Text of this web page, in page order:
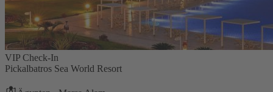
VIP Check-In
Pickalbatros Sea World Resort